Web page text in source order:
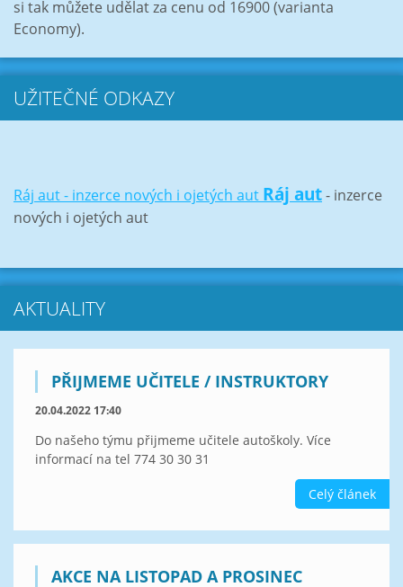
si tak můžete udělat za cenu od 16900 (varianta
Economy).
UŽITEČNÉ ODKAZY
Ráj aut - inzerce nových i ojetých aut Ráj aut- inzerce
nových i ojetých aut
AKTUALITY
PŘIJMEME UČITELE / INSTRUKTORY
20.04.2022 17:40
Do našeho týmu přijmeme učitele autoškoly. Více
informací na tel 774 30 30 31
Celý článek
AKCE NA LISTOPAD A PROSINEC